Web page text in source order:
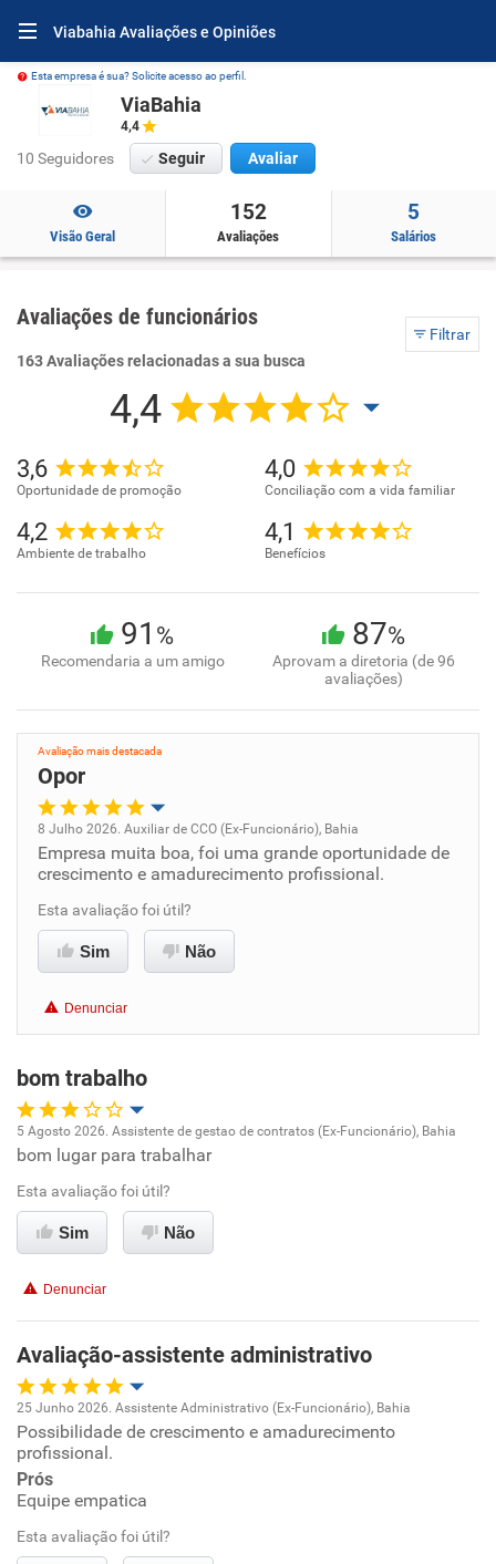
Viabahia Avaliações e Opiniões
Esta empresa é sua? Solicite acesso ao perfil.
ViaBahia
4,4
10 Seguidores Seguir Avaliar
Visão Geral
152
Avaliações
5
Salários
Avaliações de funcionários
Filtrar
163 Avaliações relacionadas a sua busca
4,4
3,6
Oportunidade de promoção
4,0
Conciliação com a vida familiar
4,2
Ambiente de trabalho
4,1
Benefícios
91 %
Recomendaria a um amigo
87%
Aprovam a diretoria (de 96
avaliações)
Avaliação mais destacada
Opor
Oportunidade de promoção
Ambiente de trabalho
Conciliação com a vida familiar
Recomenda esta empresa
Recomenda a diretoria
8 Julho 2026. Auxiliar de CCO (Ex-Funcionário), Bahia
Empresa muita boa, foi uma grande oportunidade de
crescimento e amadurecimento profissional.
Esta avaliação foi útil?
Sim Não
Denunciar
bom trabalho
Oportunidade de promoção
Ambiente de trabalho
Benefícios
Recomenda esta empresa
Recomenda a diretoria
5 Agosto 2026. Assistente de gestao de contratos (Ex-Funcionário), Bahia
bom lugar para trabalhar
Esta avaliação foi útil?
Sim Não
Denunciar
Avaliação-assistente administrativo
Oportunidade de promoção
Ambiente de trabalho
Conciliação com a vida familiar
25 Junho 2026. Assistente Administrativo (Ex-Funcionário), Bahia
Possibilidade de crescimento e amadurecimento
profissional.
Prós
Equipe empatica
Esta avaliação foi útil?